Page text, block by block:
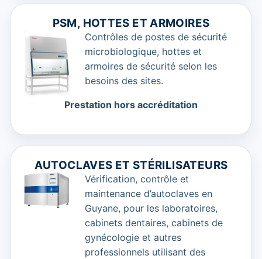
PSM, HOTTES ET ARMOIRES
Contrôles de postes de sécurité
microbiologique, hottes et
armoires de sécurité selon les
besoins des sites.
Prestation hors accréditation
AUTOCLAVES ET STÉRILISATEURS
Vérification, contrôle et
maintenance d’autoclaves en
Guyane, pour les laboratoires,
cabinets dentaires, cabinets de
gynécologie et autres
professionnels utilisant des